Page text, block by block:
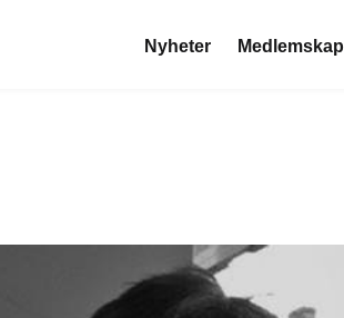
Nyheter Medlemskap